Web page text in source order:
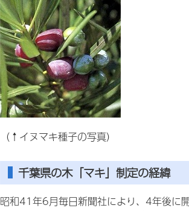
（↑イヌマキ種子の写真）
千葉県の木「マキ」制定の経緯
昭和41年6月毎日新聞社により、4年後に